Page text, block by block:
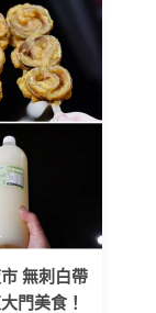
無刺白帶
門美食！